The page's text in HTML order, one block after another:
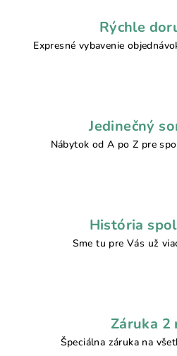
Rýchle
Expresné vybavenie
Jedinečný
Nábytok od A po Z pre
História
Sme tu pre Vás už
Záruka 2
Špeciálna záruka na